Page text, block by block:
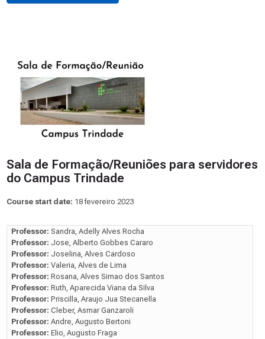
Sala de Formação/Reuniões para servidores
do Campus Trindade
Course start date: 18 fevereiro 2023
Professor: Sandra, Adelly Alves Rocha
Professor: Jose, Alberto Gobbes Cararo
Professor: Joselina, Alves Cardoso
Professor: Valeria, Alves de Lima
Professor: Rosana, Alves Simao dos Santos
Professor: Ruth, Aparecida Viana da Silva
Professor: Priscilla, Araujo Jua Stecanella
Professor: Cleber, Asmar Ganzaroli
Professor: Andre, Augusto Bertoni
Professor: Elio, Augusto Fraga